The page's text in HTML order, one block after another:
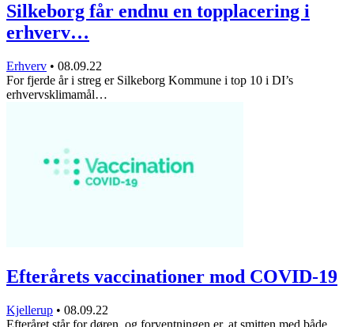
Silkeborg får endnu en topplacering i
erhverv…
Erhverv • 08.09.22
For fjerde år i streg er Silkeborg Kommune i top 10 i DI’s
erhvervsklimamål…
Efterårets vaccinationer mod COVID-19
Kjellerup • 08.09.22